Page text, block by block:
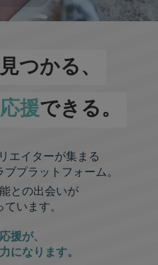
つかる、
援できる。
エイターが集まる
プラットフォーム。
との出会いが
います。
援が、
になります。